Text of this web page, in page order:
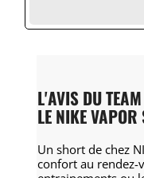
L'AVIS DU
LE NIKE VAPOR
Un short de chez
confort au rendez-